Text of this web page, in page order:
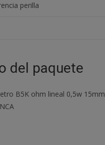
perilla
del paquete
B5K ohm lineal 0,5w 15mm